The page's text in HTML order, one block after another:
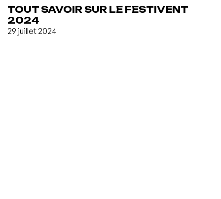
TOUT SAVOIR SUR LE FESTIVENT
2024
29 juillet 2024